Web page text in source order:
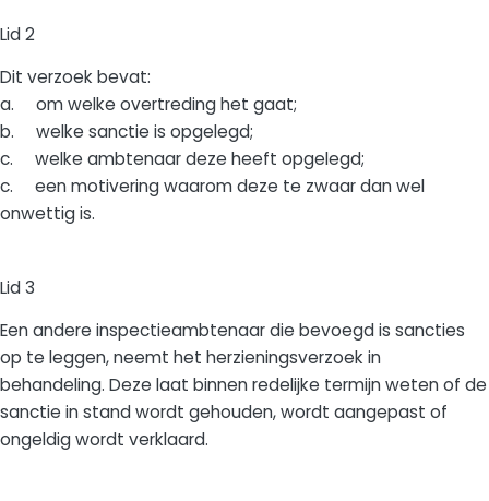
Lid 2
Dit verzoek bevat:
a. om welke overtreding het gaat;
b. welke sanctie is opgelegd;
c. welke ambtenaar deze heeft opgelegd;
c. een motivering waarom deze te zwaar dan wel
onwettig is.
Lid 3
Een andere inspectieambtenaar die bevoegd is sancties
op te leggen, neemt het herzieningsverzoek in
behandeling. Deze laat binnen redelijke termijn weten of de
sanctie in stand wordt gehouden, wordt aangepast of
ongeldig wordt verklaard.